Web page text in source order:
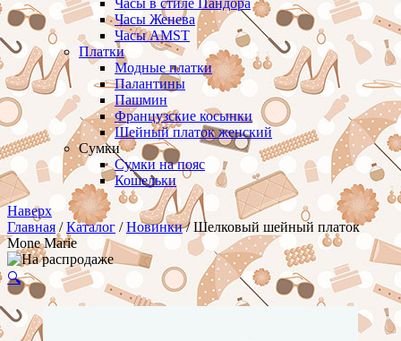
Часы Женева
Часы AMST
Платки
Модные платки
Палантины
Пашмин
Французские косынки
Шейный платок женский
Сумки
Сумки на пояс
Кошельки
Наверх
Главная/Каталог /Новинки/ Шелковый шейный платок
Mone Marie
🔍